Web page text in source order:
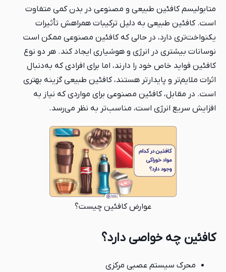
متابولیسم کافئین طبیعی و مصنوعی در بدن کمی متفاوت
است. کافئین طبیعی به دلیل ترکیبات همراهش تأثیرات
یکنواخت‌تری دارد، در حالی که کافئین مصنوعی ممکن است
نوسانات بیشتری در انرژی و هوشیاری ایجاد کند. هر دو نوع
کافئین فواید خاص خود را دارند، اما برای افرادی که به‌دنبال
اثرات ملایم‌تر و پایدارتر هستند، کافئین طبیعی گزینه بهتری
است. در مقابل، کافئین مصنوعی برای مواردی که نیاز به
افزایش سریع انرژی است، مناسب‌تر به نظر می‌رسد.
عوارض کافئین چیست؟
کافئین چه خواصی دارد؟
محرک سیستم عصبی مرکزی